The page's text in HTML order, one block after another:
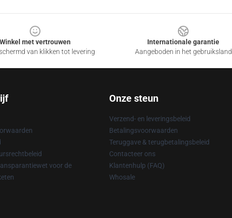
Winkel met vertrouwen
van klikken tot levering
Internationale garantie
Aangeboden in het gebruiksland
voor de
Onze steun
Verzend- en leveringsbeleid
Betalingsvoorwaarden
Teruggave & terugbetalingsbeleid
Contacteer ons
Klantenhulp (FAQ)
Whosale